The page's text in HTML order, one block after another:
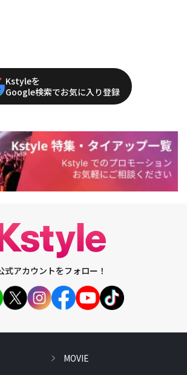
Kstyleを
Google検索でお気に入り登録
式アカウントをフォロー！
MOVIE